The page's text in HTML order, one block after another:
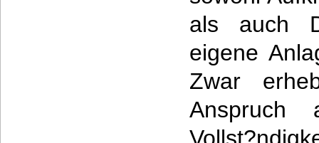
als auch
eigene
Zwar
Anspruch